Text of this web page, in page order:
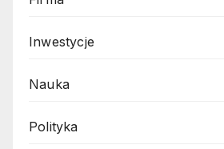
Inwestycje
Nauka
Polityka